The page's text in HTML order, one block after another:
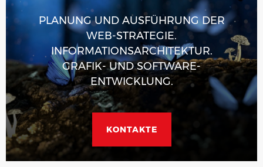
PLANUNG UND AUSFÜHRUNG DER
WEB-STRATEGIE.
INFORMATIONSARCHITEKTUR.
GRAFIK- UND SOFTWARE-
ENTWICKLUNG.
KONTAKTE